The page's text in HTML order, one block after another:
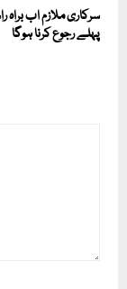
سرکاری ملازم اب
پہلے رجوع کرنا ہوگا